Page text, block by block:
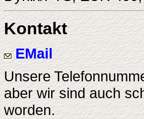
Kontakt
EMail
Unsere
aber wir sind auch
worden.